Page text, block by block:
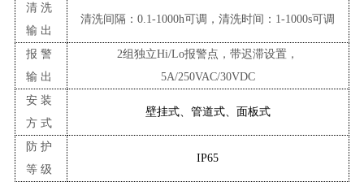
清洗
输出
清洗间隔：0.1-1000h可调，清洗时间：1-1000s可调
报警
输出
2组独立Hi/Lo报警点，带迟滞设置 ，
5A/250VAC/30VDC
安装
方式
壁挂式、管道式、面板式
防护
等级
IP65